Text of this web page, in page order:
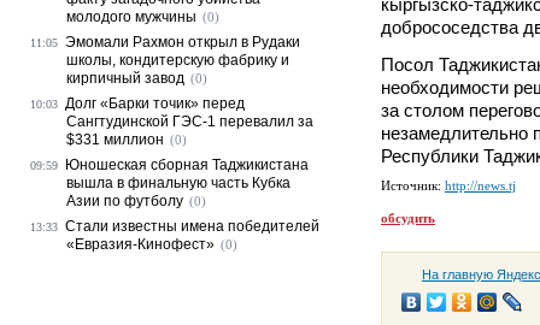
кыргызско-
добрососедства
Посол
необходимости
за столом
незамедлительно
Республики
Источник: http://news.tj
обсудить
На главную
молодого мужчины (0)
11:05 Эмомали Рахмон открыл в Рудаки
школы, кондитерскую фабрику и
кирпичный завод (0)
10:03 Долг «Барки точик» перед
Сангтудинской ГЭС-1 перевалил за
$331 миллион (0)
09:59
Юношеская сборная Таджикистана
вышла в финальную часть Кубка
Азии по футболу (0)
13:33 Стали известны имена победителей
«Евразия-Кинофест» (0)